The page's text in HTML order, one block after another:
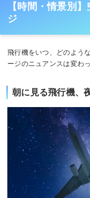
【時間・情景別
ジ
飛行機をいつ、どのよう
ージのニュアンスは変わ
朝に見る飛行機、